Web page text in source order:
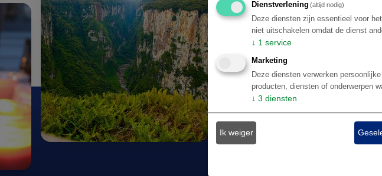
Dienstverlening (altijd nodig)
Deze diensten zijn essentieel voor
niet uitschakelen omdat de dienst
↓ 1 service
Marketing
Deze diensten verwerken
producten, diensten of onderwerpen
↓ 3 diensten
Ik weiger